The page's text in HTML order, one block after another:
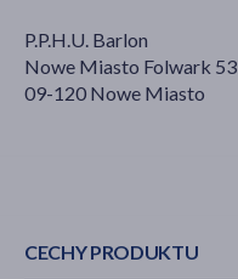
P.P.H.U. Barlon
Nowe Miasto Folwark 53
09-120 Nowe Miasto
CECHY PRODUKTU